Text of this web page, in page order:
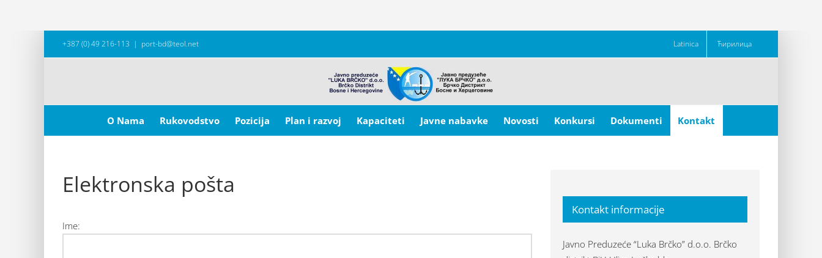
+387 (0) 49 216-113 | port-bd@teol.net Latinica Ћирилица
for:
O Nama
Rukovodstvo Pozicija Plan i razvoj Kapaciteti Javne nabavke Novosti Konkursi Dokumenti Kontakt
Elektronska pošta
Ime:
Kontakt informacije
Javno Preduzeće “Luka Brčko” d.o.o. Brčko